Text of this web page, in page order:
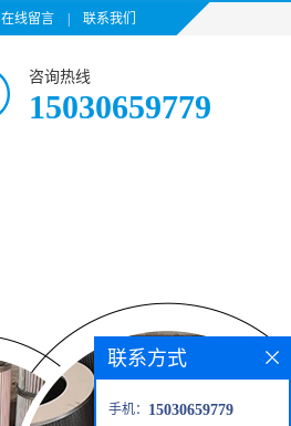
在线留言 联系我们
咨询热线
15030659779
联系方式
手机： 15030659779